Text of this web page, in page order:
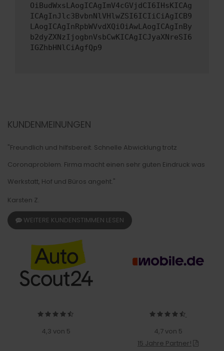
OiBudWxsLAogICAgImV4cGVjdCI6IHsKICAg
ICAgInJlc3BvbnNlVHlwZSI6ICIiCiAgICB9
LAogICAgInRpbWVvdXQiOiAwLAogICAgInBy
b2dyZXNzIjogbnVsbCwKICAgICJyaXNreSI6
IGZhbHNlCiAgfQp9
KUNDENMEINUNGEN
"Freundlich und hilfsbereit. Schnelle Abwicklung trotz
Coronaproblem. Firma macht einen sehr guten Eindruck was
Werkstatt, Hof und Büros angeht."
Karsten Z.
WEITERE KUNDENSTIMMEN LESEN
4,3 von 5
4,7 von 5
15 Jahre Partner!